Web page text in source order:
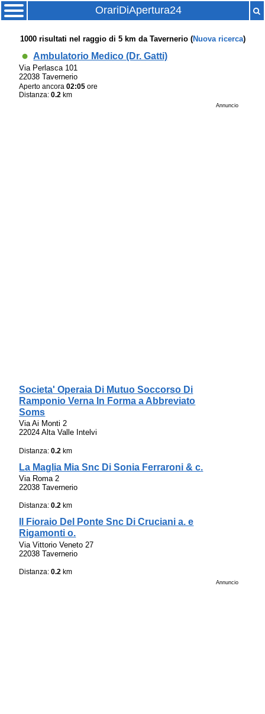
OrariDiApertura24
1000risultati nel raggio di 5 km da Tavernerio (Nuova ricerca)
Ambulatorio Medico (Dr. Gatti)
Via Perlasca 101
22038 Tavernerio
Aperto ancora02:05 ore
Distanza:0.2 km
Annuncio
Societa' Operaia Di Mutuo Soccorso Di
Ramponio Verna In Forma a Abbreviato
Soms
Via Ai Monti 2
22024 Alta Valle Intelvi
Distanza:0.2 km
La Maglia Mia Snc Di Sonia Ferraroni & c.
Via Roma 2
22038 Tavernerio
Distanza:0.2 km
Il Fioraio Del Ponte Snc Di Cruciani a. e
Rigamonti o.
Via Vittorio Veneto 27
22038 Tavernerio
Distanza:0.2 km
Annuncio